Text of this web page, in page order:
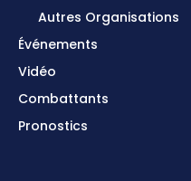
Autres Organisations
Événements
Vidéo
Combattants
Pronostics